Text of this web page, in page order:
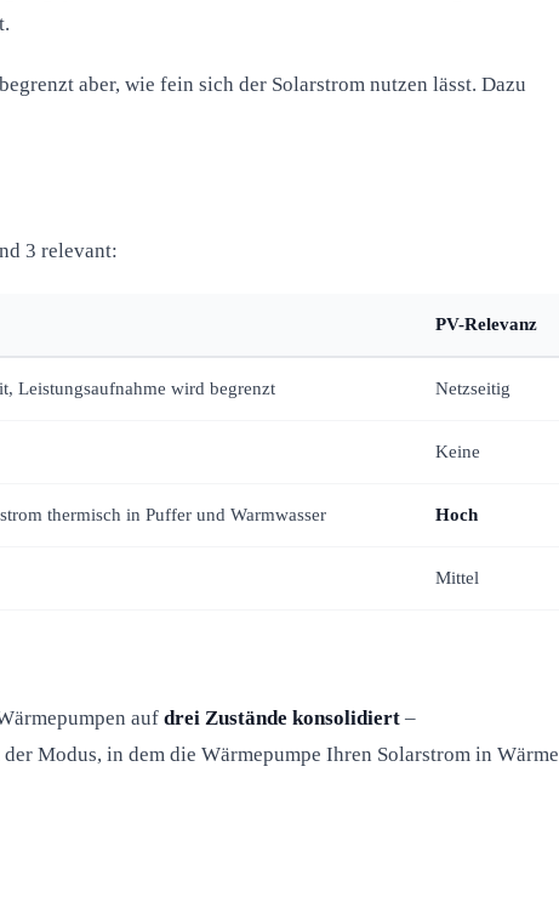
aber, wie fein sich der Solarstrom nutzen lässt. Dazu
3 relevant:
PV-Relevanz
Leistungsaufnahme wird begrenzt Netzseitig
Keine
thermisch in Puffer und Warmwasser Hoch
Mittel
auf drei Zustände konsolidiert –
Modus, in dem die Wärmepumpe Ihren Solarstrom in Wärme